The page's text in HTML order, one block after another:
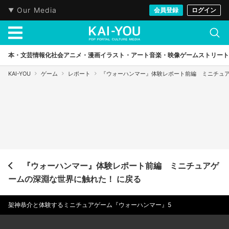
Our Media 会員登録 ログイン
本・文芸情報化社会アニメ・漫画イラスト・アート音楽・映像ゲームストリート
KAI-YOU ゲーム レポート 『ウォーハンマー』体験レポート前編 ミニチュ
『ウォーハンマー』体験レポート前編 ミニチュアゲ
ームの深淵な世界に触れた！ に戻る
架神恭介と体験するミニチュアゲーム『ウォーハンマー』5